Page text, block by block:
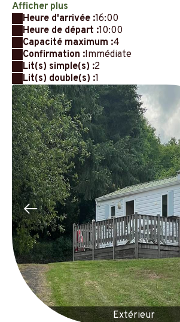
Afficher plus
Heure d'arrivée :16:00
Heure de départ :10:00
Capacité maximum :4
Confirmation :Immédiate
Lit(s) simple(s) :2
Lit(s) double(s) :1
Extérieur